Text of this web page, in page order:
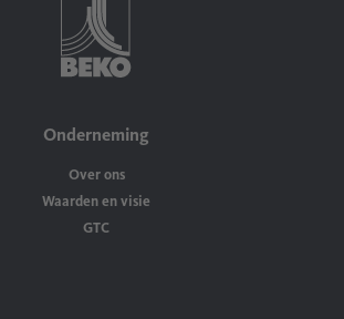
Onderneming
Over ons
Waarden en visie
GTC